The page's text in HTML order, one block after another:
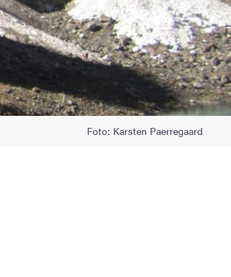
Foto: Karsten Paerregaard